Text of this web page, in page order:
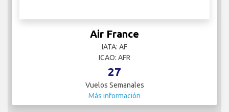
Air France
IATA: AF
ICAO: AFR
27
Vuelos Semanales
Más información